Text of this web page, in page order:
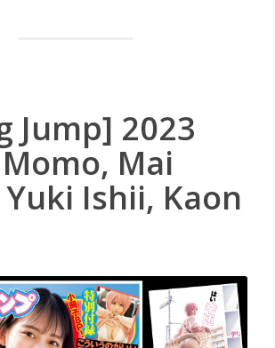
Jump] 2023
Mai
Ishii, Kaon